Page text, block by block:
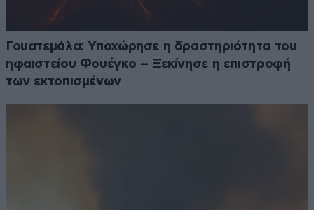
Γουατεμάλα: Υποχώρησε η δραστηριότητα του
ηφαιστείου Φουέγκο – Ξεκίνησε η επιστροφή
των εκτοπισμένων